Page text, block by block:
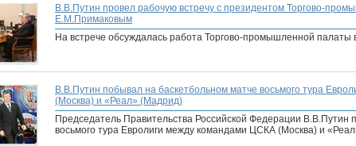
В.В.Путин провел рабочую встречу с президентом Торгово-
Е.М.Примаковым
На встрече обсуждалась работа Торгово-промышленной палаты
В.В.Путин побывал на баскетбольном матче восьмого тура
(Москва) и «Реал» (Мадрид)
Председатель Правительства Российской Федерации В.В.Путин
восьмого тура Евролиги между командами ЦСКА (Москва) и